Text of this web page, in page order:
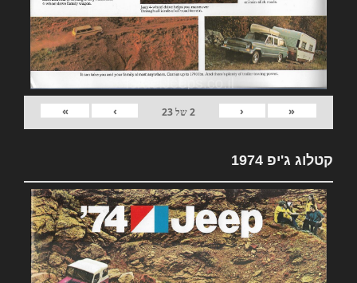
«
‹
2של23
›
»
קטלוג ג'יפ 1974